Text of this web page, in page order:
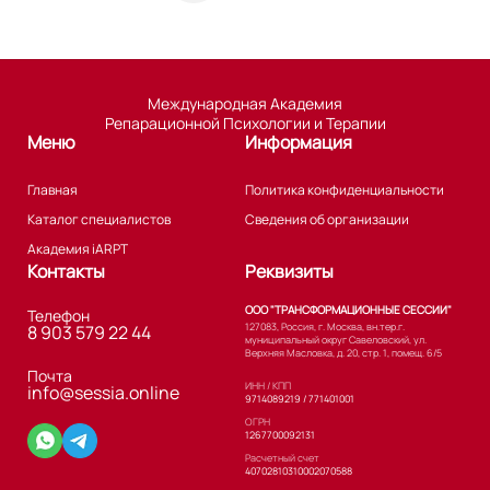
Международная Академия
Репарационной Психологии и Терапии
Меню
Главная
Каталог специалистов
Академия iARPT
Информация
Политика конфиденциальности
Сведения об организации
Контакты
Телефон
8 903 579 22 44
Почта
info@sessia.online
Реквизиты
ООО "ТРАНСФОРМАЦИОННЫЕ СЕССИИ"
127083, Россия, г. Москва, вн.тер.г.
муниципальный округ Савеловский, ул.
Верхняя Масловка, д. 20, стр. 1, помещ. 6/5
ИНН / КПП
9714089219 / 771401001
ОГРН
1267700092131
Расчетный счет
40702810310002070588